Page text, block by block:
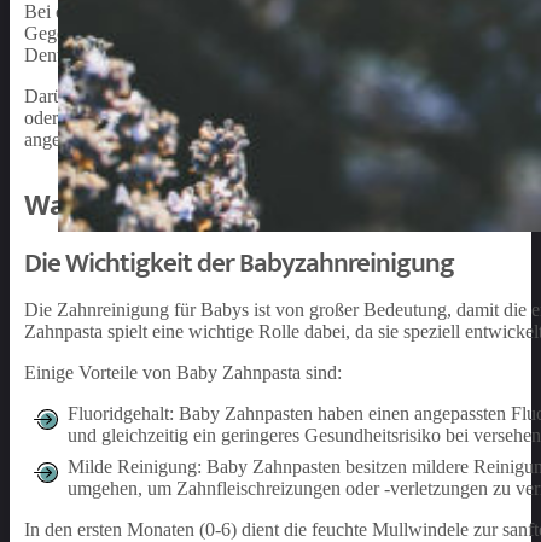
Bei der Auswahl einer Zahnpasta für Ihr Baby ist es unerlässlich,
Gegensatz zur Erwachsenenzahnpasta einen niedrigen
Dentalfluorose führen kann, einer Veränderung des Zahnschmelzes.
Darüber hinaus sollte Baby Zahnpasta keine schädlichen
oder Nebenwirkungen zu minimieren. Eine milde Formulierung
angenehm wie möglich zu gestalten und eine gute Routine zu
Warum Baby Zahnpasta
Die Wichtigkeit der Babyzahnreinigung
Die Zahnreinigung für Babys ist von großer Bedeutung, damit die
Zahnpasta spielt eine wichtige Rolle dabei, da sie speziell
Einige Vorteile von Baby Zahnpasta sind:
Fluoridgehalt: Baby Zahnpasten haben einen angepassten
und gleichzeitig ein geringeres Gesundheitsrisiko bei
Milde Reinigung: Baby Zahnpasten besitzen mildere
umgehen, um Zahnfleischreizungen oder -verletzungen zu
In den ersten Monaten (0-6) dient die feuchte Mullwindele zur